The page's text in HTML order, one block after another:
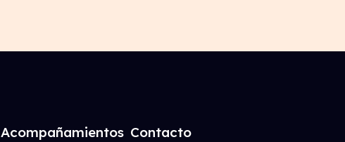
Acompañamientos Contacto